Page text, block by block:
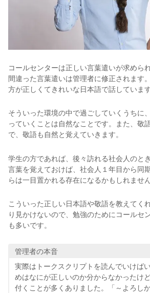
コールセンターは正しい言葉遣いが求めら
間違った言葉遣いは管理者に修正されます
方が正しくてきれいな日本語で話しています
そういった環境の中で過ごしていくうちに
っていくことは自然なことです。また、敬
で、敬語も自然と覚えていきます。
学生の方であれば、後々訪れる社会人のと
言葉を覚えておけば、社会人１年目から同
らは一目置かれる存在になるかもしれません
こういった正しい日本語や敬語を教えてく
り見かけないので、勉強のためにコールセ
も多いです。
管理者の本音
実際はトークスクリプトを読んでいけば
めはなにが正しいのか分からなかったけ
付くことが多くありました。「～よろし